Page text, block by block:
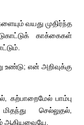
வயது முதிர்ந்த
காக்கைகள்
என் அறிவுக்கு
கற்பாறைமேல் பாம்பு
செல்லுதல்,
ஆகியவையே.